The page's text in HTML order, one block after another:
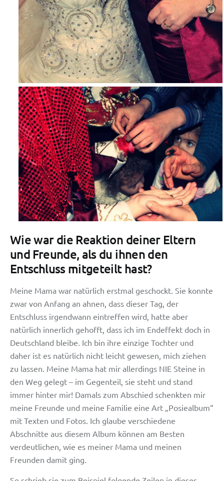
Wie war die Reaktion deiner Eltern
und Freunde, als du ihnen den
Entschluss mitgeteilt hast?
Meine Mama war natürlich erstmal geschockt. Sie konnte
zwar von Anfang an ahnen, dass dieser Tag, der
Entschluss irgendwann eintreffen wird, hatte aber
natürlich innerlich gehofft, dass ich im Endeffekt doch in
Deutschland bleibe. Ich bin ihre einzige Tochter und
daher ist es natürlich nicht leicht gewesen, mich ziehen
zu lassen. Meine Mama hat mir allerdings NIE Steine in
den Weg gelegt – im Gegenteil, sie steht und stand
immer hinter mir! Damals zum Abschied schenkten mir
meine Freunde und meine Familie eine Art „Posiealbum“
mit Texten und Fotos. Ich glaube verschiedene
Abschnitte aus diesem Album können am Besten
verdeutlichen, wie es meiner Mama und meinen
Freunden damit ging.